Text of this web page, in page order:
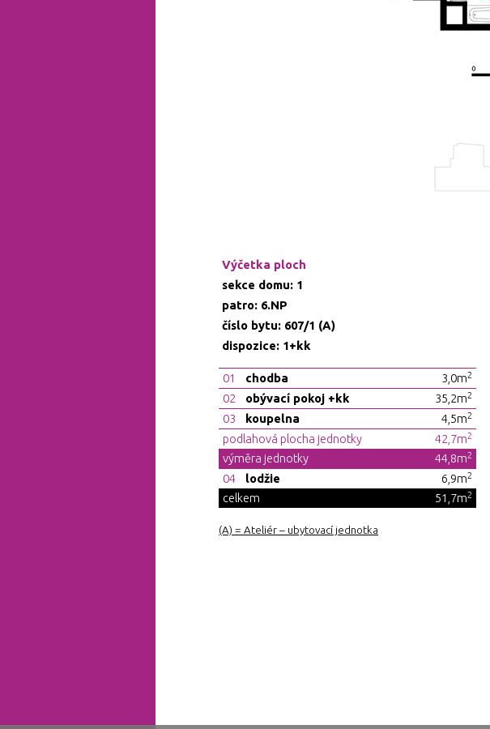
Výčetka ploch
sekce domu: 1
patro: 6.NP
číslo bytu: 607/1 (A)
dispozice: 1+kk
01 chodba 3,0m2
02 obývací pokoj +kk 35,2m2
03 koupelna 4,5m2
podlahová plocha jednotky 42,7m2
výměra jednotky 44,8m2
04 lodžie 6,9m2
celkem 51,7m2
(A) = Ateliér – ubytovací jednotka